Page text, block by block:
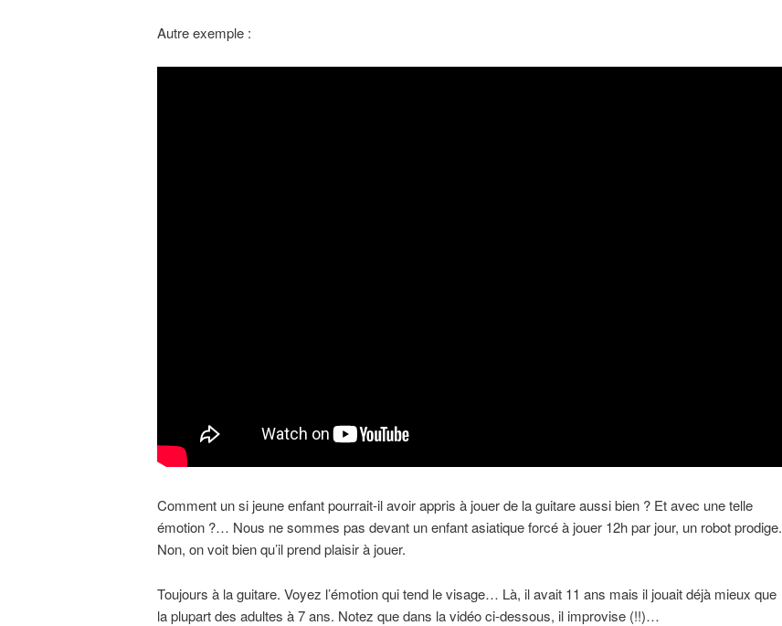
Autre exemple :
Comment un si jeune enfant pourrait-il avoir appris à jouer de la guitare aussi bien ? Et avec une telle
émotion ?… Nous ne sommes pas devant un enfant asiatique forcé à jouer 12h par jour, un robot prodige.
Non, on voit bien qu’il prend plaisir à jouer.
Toujours à la guitare. Voyez l’émotion qui tend le visage… Là, il avait 11 ans mais il jouait déjà mieux que
la plupart des adultes à 7 ans. Notez que dans la vidéo ci-dessous, il improvise (!!)…